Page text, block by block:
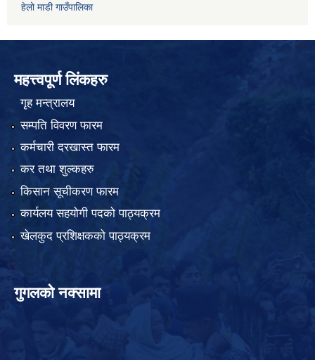
हेलो माडी गाउँपालिका
महत्त्वपूर्ण लिंकहरु
गृह मन्त्रालय
सम्पति विवरण फारम
कर्मचारी दरखास्त फारम
कर तथा शुल्कहरु
किसान सूचीकरण फारम
कार्यलय सहयोगी पदको पाठ्यक्रम
खेलकुद प्रशिक्षकको पाठ्यक्रम
गुगलको नक्सामा